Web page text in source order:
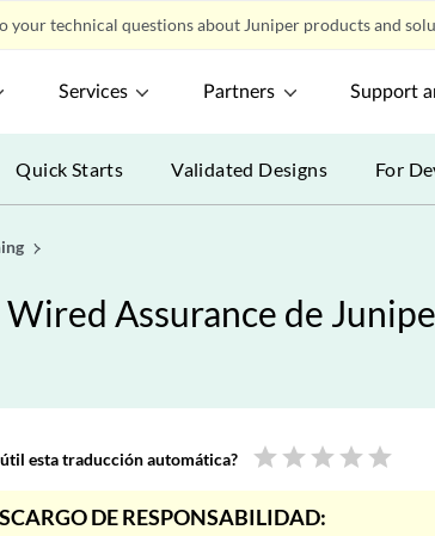
your technical questions about Juniper products and
Services Partners Support
Quick Starts Validated Designs For
Assurance de
útil esta traducción automática? star star star star star
DE RESPONSABILIDAD: